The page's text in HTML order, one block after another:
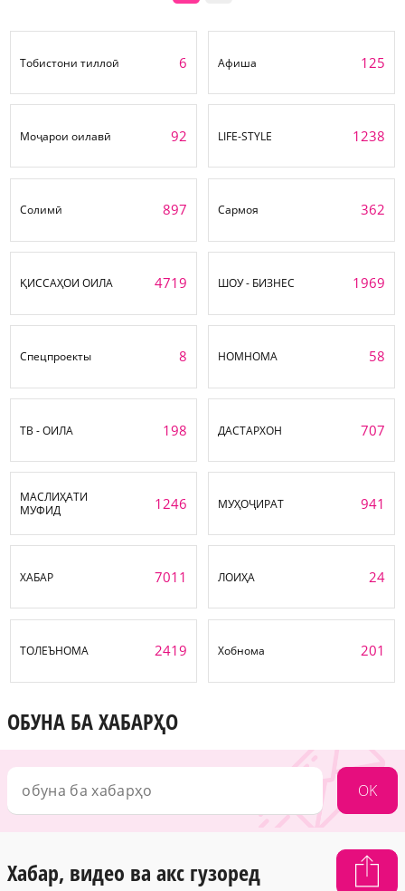
Тобистони тиллоӣ 6 Афиша 125
Моҷарои оилавӣ 92 LIFE-STYLE 1238
Солимӣ 897 Сармоя 362
ҚИССАҲОИ ОИЛА 4719 ШОУ - БИЗНЕС 1969
Спецпроекты 8 НОМНОМА 58
ТВ - ОИЛА 198 ДАСТАРХОН 707
МАСЛИҲАТИ
МУФИД
1246 МУҲОҶИРАТ 941
ХАБАР 7011 ЛОИҲА 24
ТОЛЕЪНОМА 2419 Хобнома 201
ОБУНА БА ХАБАРҲО
OK
Хабар, видео ва акс гузоред